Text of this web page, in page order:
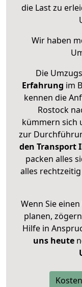
die Last zu
Wir haben
Die
Erfahrung im
kennen die
Rostock
kümmern sich
zur
den Transport
packen alles
alles
Wenn Sie
planen,
Hilfe in
uns heute